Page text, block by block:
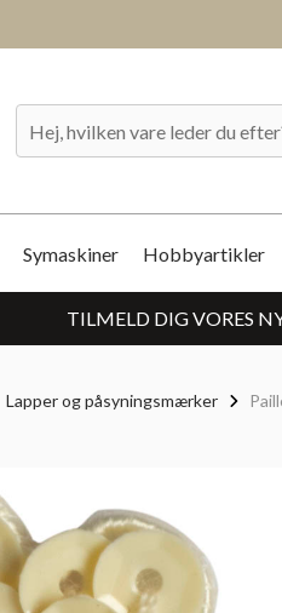
Symaskiner Hobbyartikler
TILMELD DIG VORES
Lapper og påsyningsmærker